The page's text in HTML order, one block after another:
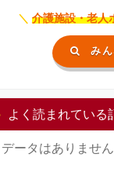
＼ 介護施設・老人
み
よく読まれている
データはありません